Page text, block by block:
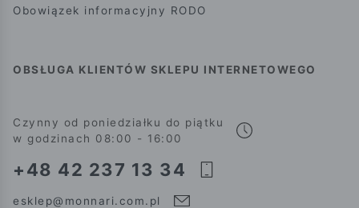
Obowiązek informacyjny RODO
OBSŁUGA KLIENTÓW SKLEPU INTERNETOWEGO
Czynny od poniedziałku do piątku
w godzinach 08:00 - 16:00
+48 42 237 13 34
esklep@monnari.com.pl